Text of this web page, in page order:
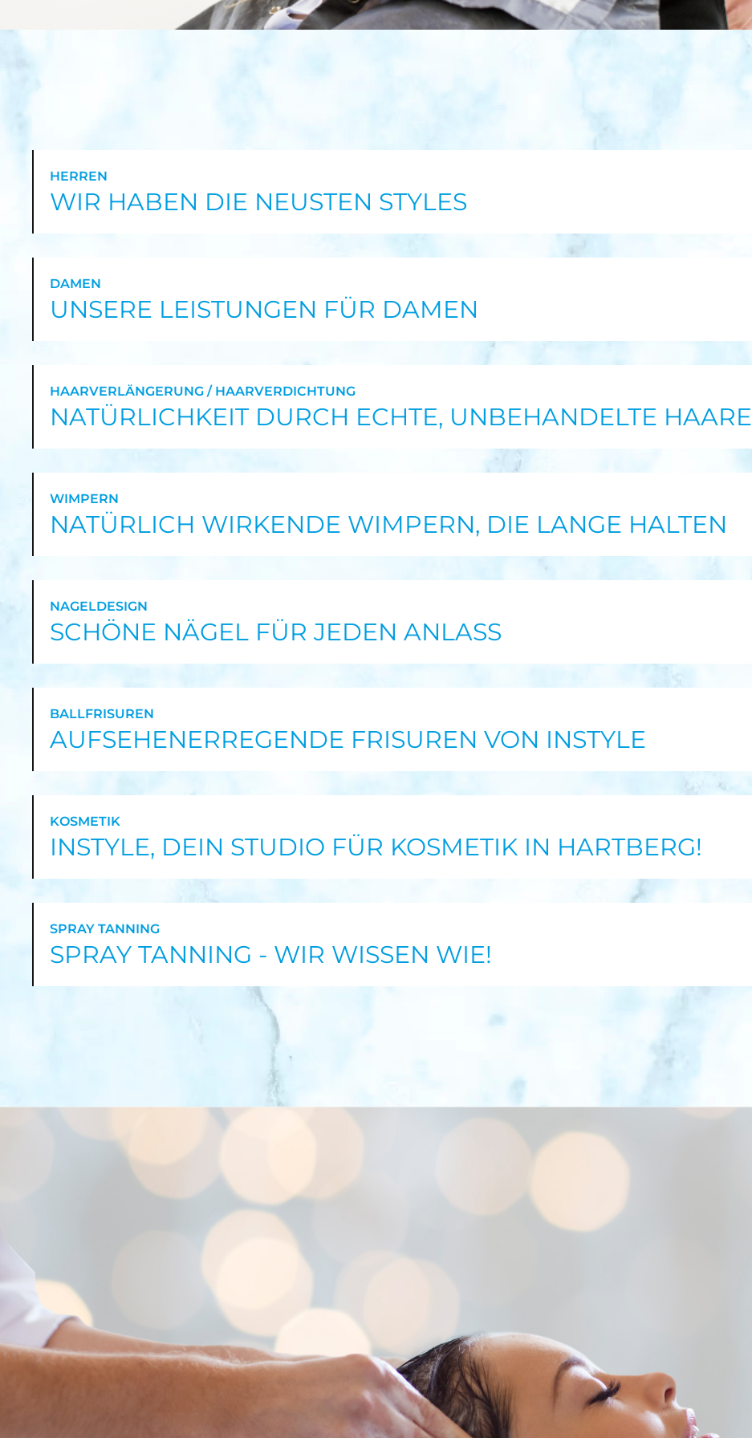
HERREN
WIR HABEN DIE NEUSTEN STYLES
DAMEN
UNSERE LEISTUNGEN FÜR DAMEN
HAARVERLÄNGERUNG / HAARVERDICHTUNG
NATÜRLICHKEIT DURCH ECHTE, UNBEHANDELTE HAARE
WIMPERN
NATÜRLICH WIRKENDE WIMPERN, DIE LANGE HALTEN
NAGELDESIGN
SCHÖNE NÄGEL FÜR JEDEN ANLASS
BALLFRISUREN
AUFSEHENERREGENDE FRISUREN VON INSTYLE
KOSMETIK
INSTYLE, DEIN STUDIO FÜR KOSMETIK IN HARTBERG!
SPRAY TANNING
SPRAY TANNING - WIR WISSEN WIE!